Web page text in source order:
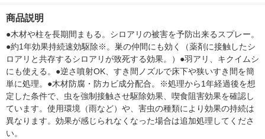
ナル
商品説明
●木材や柱を長期間まもる。シロアリの被害を予防出来るスプレー。
●約1年効果持続速効駆除※。巣の仲間にも効く（薬剤に接触したシ
ロアリと共存するシロアリが致死する効果。）●羽アリ、キクイムシ
にも使える。●逆さ噴射OK、すき間ノズルで床下や狭いすき間を簡
単に処理。●木材防腐・防カビ成分配合。※処理から1年経過後を想
定した条件で、虫を強制接触させ駆除効果、喫食阻害効果を確認し
ています。使用環境（雨など）や、害虫の種類により効果の持続は
異なります。効果が感じられなくなった場合は追加処理してくださ
い。